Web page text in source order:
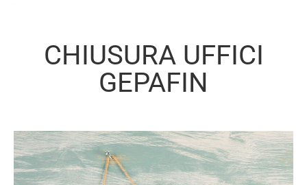
CHIUSURA UFFICI
GEPAFIN